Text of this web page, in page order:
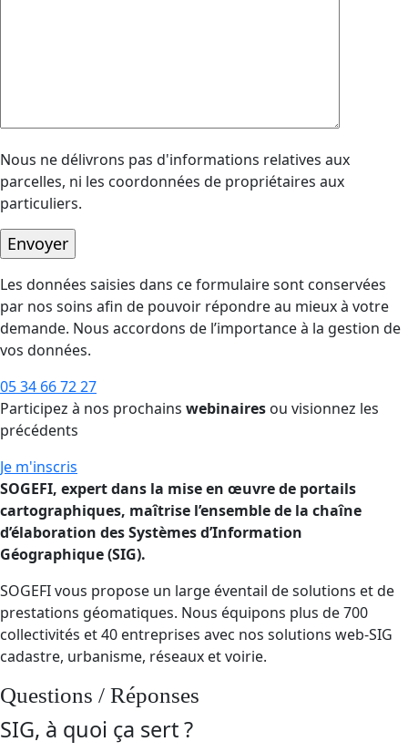
Nous ne délivrons pas d'informations relatives aux
parcelles, ni les coordonnées de propriétaires aux
particuliers.
Les données saisies dans ce formulaire sont conservées
par nos soins afin de pouvoir répondre au mieux à votre
demande. Nous accordons de l’importance à la gestion de
vos données.
05 34 66 72 27
Participez à nos prochains webinaires ou visionnez les
précédents
Je m'inscris
SOGEFI, expert dans la mise en œuvre de portails
cartographiques, maîtrise l’ensemble de la chaîne
d’élaboration des Systèmes d’Information
Géographique (SIG).
SOGEFI vous propose un large éventail de solutions et de
prestations géomatiques. Nous équipons plus de 700
collectivités et 40 entreprises avec nos solutions web-SIG
cadastre, urbanisme, réseaux et voirie.
Questions / Réponses
SIG, à quoi ça sert ?